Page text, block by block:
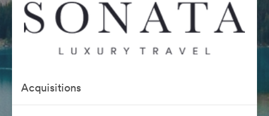
Acquisitions